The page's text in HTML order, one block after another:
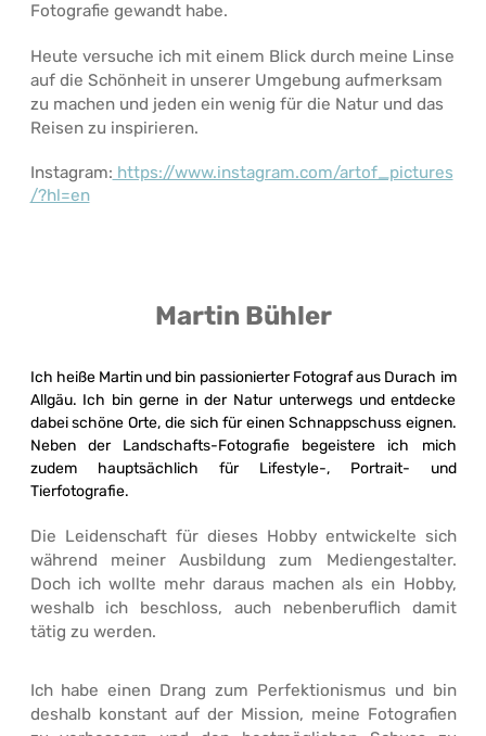
Fotografie gewandt habe.
Heute versuche ich mit einem Blick durch meine Linse
auf die Schönheit in unserer Umgebung aufmerksam
zu machen und jeden ein wenig für die Natur und das
Reisen zu inspirieren.
Instagram: https://www.instagram.com/artof_pictures
/?hl=en
Martin Bühler
Ich heiße Martin und bin passionierter Fotograf aus Durach im
Allgäu. Ich bin gerne in der Natur unterwegs und entdecke
dabei schöne Orte, die sich für einen Schnappschuss eignen.
Neben der Landschafts-Fotografie begeistere ich mich
zudem hauptsächlich für Lifestyle-, Portrait- und
Tierfotografie.
Die Leidenschaft für dieses Hobby entwickelte sich
während meiner Ausbildung zum Mediengestalter.
Doch ich wollte mehr daraus machen als ein Hobby,
weshalb ich beschloss, auch nebenberuflich damit
tätig zu werden.
Ich habe einen Drang zum Perfektionismus und bin
deshalb konstant auf der Mission, meine Fotografien